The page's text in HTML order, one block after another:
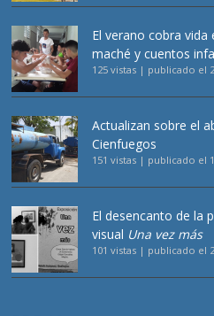
El verano cobra vida
maché y cuentos
125 vistas | publicado el
Actualizan sobre el
Cienfuegos
151 vistas | publicado el
El desencanto de la
visual Una vez más
101 vistas | publicado el